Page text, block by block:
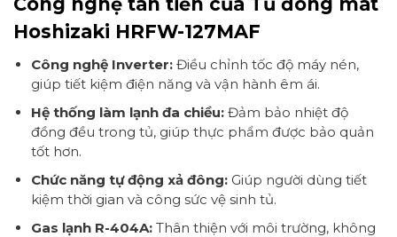
Hoshizaki HRFW-127MAF
Công nghệ Inverter:Điều chỉnh tốc độ máy nén,
giúp tiết kiệm điện năng và vận hành êm ái.
Hệ thống làm lạnh đa chiều:Đảm bảo nhiệt độ
đồng đều trong tủ, giúp thực phẩm được bảo quản
tốt hơn.
Chức năng tự động xả đông:Giúp người dùng tiết
kiệm thời gian và công sức vệ sinh tủ.
Gas lạnh R-404A:Thân thiện với môi trường, không